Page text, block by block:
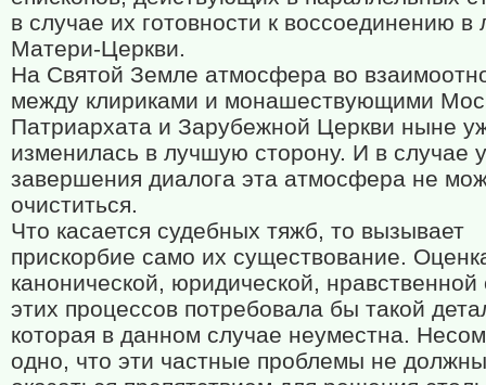
в случае их готовности к воссоединению в
Матери-Церкви.
На Святой Земле атмосфера во
между клириками и монашествующими
Патриархата и Зарубежной Церкви ныне
изменилась в лучшую сторону. И в случае
завершения диалога эта атмосфера не
очиститься.
Что касается судебных тяжб, то вызывает
прискорбие само их существование.
канонической, юридической,
этих процессов потребовала бы такой
которая в данном случае неуместна.
одно, что эти частные проблемы не должны